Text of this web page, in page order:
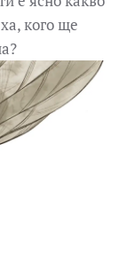
кого ще